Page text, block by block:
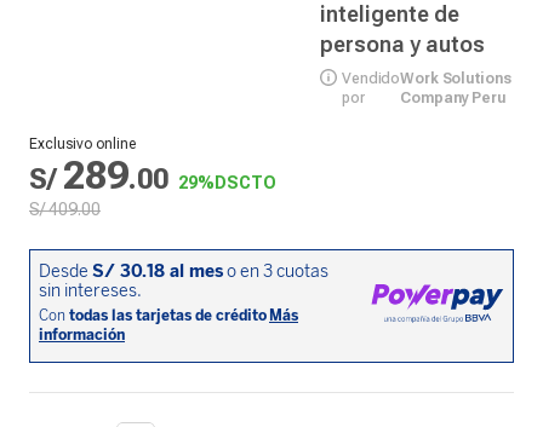
inteligente de
persona y autos
Vendido
por
Work Solutions
Company Peru
Exclusivo online
S/ 289.00 29% DSCTO
S/409.00